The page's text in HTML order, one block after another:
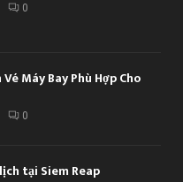
0
Máy Bay Phù Hợp Cho
0
tại Siem Reap